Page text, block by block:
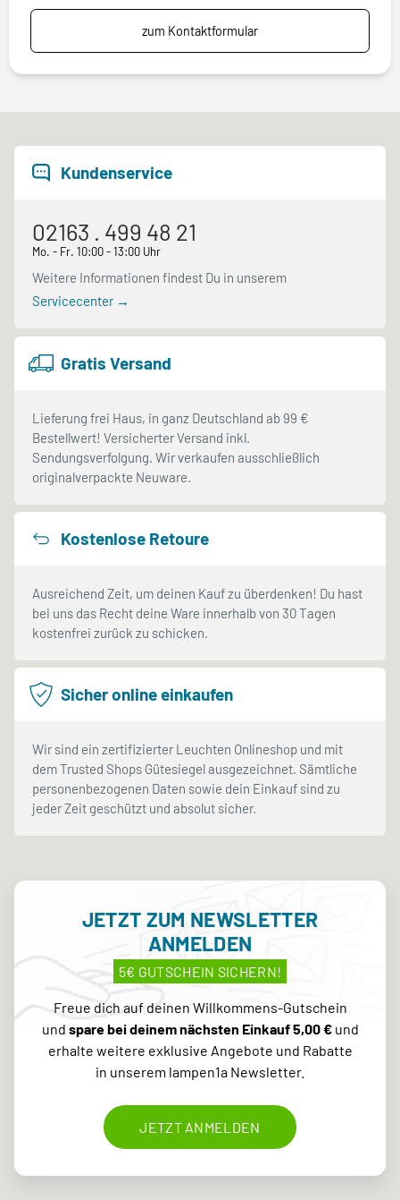
zum Kontaktformular
Kundenservice
02163 . 499 48 21
Mo. - Fr. 10:00 - 13:00 Uhr
Weitere Informationen findest Du in unserem
Servicecenter →
Gratis Versand
Lieferung frei Haus, in ganz Deutschland ab 99 €
Bestellwert! Versicherter Versand inkl.
Sendungsverfolgung. Wir verkaufen ausschließlich
originalverpackte Neuware.
Kostenlose Retoure
Ausreichend Zeit, um deinen Kauf zu überdenken! Du hast
bei uns das Recht deine Ware innerhalb von 30 Tagen
kostenfrei zurück zu schicken.
Sicher online einkaufen
Wir sind ein zertifizierter Leuchten Onlineshop und mit
dem Trusted Shops Gütesiegel ausgezeichnet. Sämtliche
personenbezogenen Daten sowie dein Einkauf sind zu
jeder Zeit geschützt und absolut sicher.
JETZT ZUM NEWSLETTER
ANMELDEN
5€ GUTSCHEIN SICHERN!
Freue dich auf deinen Willkommens-Gutschein
und spare bei deinem nächsten Einkauf 5,00 €und
erhalte weitere exklusive Angebote und Rabatte
in unserem lampen1a Newsletter.
JETZT ANMELDEN